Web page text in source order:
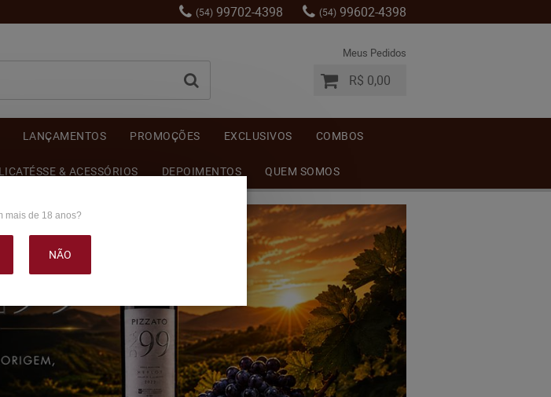
(54) 99702-4398 (54) 99602-4398
Meus Pedidos
R$ 0,00
LANÇAMENTOS PROMOÇÕES EXCLUSIVOS COMBOS
& ACESSÓRIOS DEPOIMENTOS QUEM SOMOS
mais de 18 anos?
NÃO